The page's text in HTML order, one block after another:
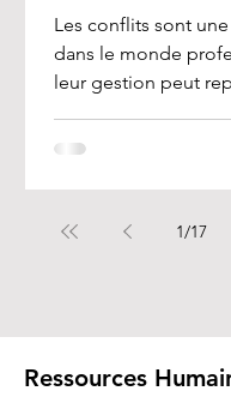
Les conflits sont une
dans le monde
leur gestion peut
1/17
Ressources